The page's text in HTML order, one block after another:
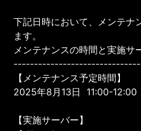
下記日時において、メンテナ
ます。
メンテナンスの時間と実施サ
【メンテナンス予定時間】
2025年8月13日 11:00-12:00
【実施サーバー】